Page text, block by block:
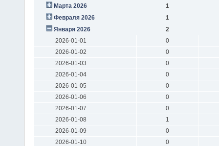
Марта 2026
1
Февраля 2026
1
Января 2026
2
2026-01-01
0
2026-01-02
0
2026-01-03
0
2026-01-04
0
2026-01-05
0
2026-01-06
0
2026-01-07
0
2026-01-08
1
2026-01-09
0
2026-01-10
0